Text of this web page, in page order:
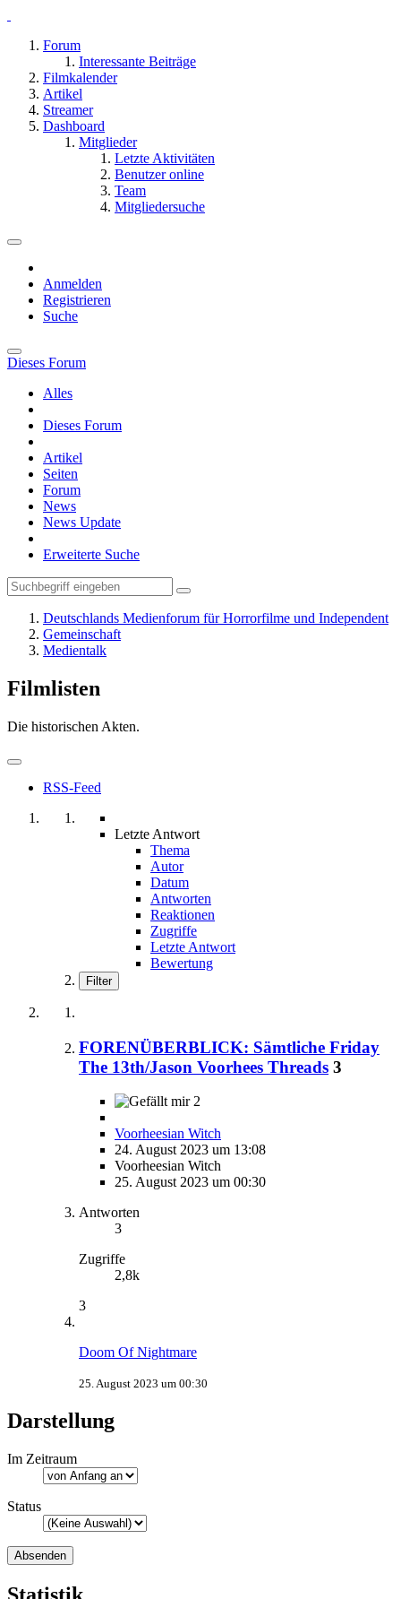
Forum
Interessante Beiträge
Filmkalender
Artikel
Streamer
Dashboard
Mitglieder
Letzte Aktivitäten
Benutzer online
Team
Mitgliedersuche
Anmelden
Registrieren
Suche
Dieses Forum
Alles
Dieses Forum
Artikel
Seiten
Forum
News
News Update
Erweiterte Suche
Deutschlands Medienforum für Horrorfilme und Independent
Gemeinschaft
Medientalk
Filmlisten
Die historischen Akten.
RSS-Feed
Letzte Antwort
Thema
Autor
Datum
Antworten
Reaktionen
Zugriffe
Letzte Antwort
Bewertung
Filter
FORENÜBERBLICK: Sämtliche Friday
The 13th/Jason Voorhees Threads 3
2
Voorheesian Witch
24. August 2023 um 13:08
Voorheesian Witch
25. August 2023 um 00:30
Antworten
3
Zugriffe
2,8k
3
Doom Of Nightmare
25. August 2023 um 00:30
Darstellung
Im Zeitraum
Status